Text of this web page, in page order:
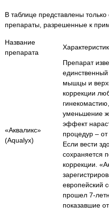
В таблице представлены
препараты, разрешенные к
Название
препарата
«Акваликс»
(Aqualyx)
Препарат
мышцы и
коррекции
уменьшение
эффект
процедур –
Если вести
сохраняется
коррекции.
европейский
прошел 7-
показавшие